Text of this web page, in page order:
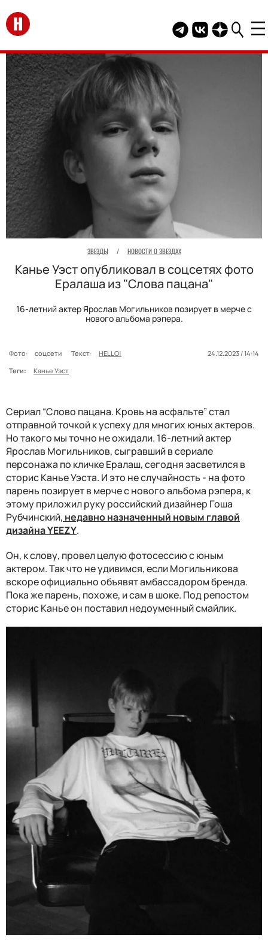
Перейти на главную
Telegram канал
Группа HELLO
Канал
ЗВЕЗДЫ / НОВОСТИ О ЗВЕЗДАХ
Канье Уэст опубликовал в соцсетях фото
Ералаша из "Слова пацана"
16-летний актер Ярослав Могильников позирует в мерче с
нового альбома рэпера.
Фото: соцсети Текст: HELLO!
24.12.2023 / 14:14
Теги:
Канье Уэст
Сериал “Слово пацана. Кровь на асфальте” стал
отправной точкой к успеху для многих юных актеров.
Но такого мы точно не ожидали. 16-летний актер
Ярослав Могильников, сыгравший в сериале
персонажа по кличке Ералаш, сегодня засветился в
сторис Канье Уэста. И это не случайность - на фото
парень позирует в мерче с нового альбома рэпера, к
этому приложил руку российский дизайнер Гоша
Рубчинский, недавно назначенный новым главой
дизайна YEEZY.
Он, к слову, провел целую фотосессию с юным
актером. Так что не удивимся, если Могильникова
вскоре официально объявят амбассадором бренда.
Пока же парень, похоже, и сам в шоке. Под репостом
сторис Канье он поставил недоуменный смайлик.